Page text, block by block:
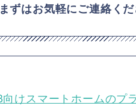
はお気軽にご連絡くだ
けスマートホームの